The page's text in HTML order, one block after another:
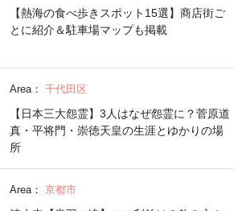
【熱海の食べ歩きスポット15選】商店街ご
とに紹介＆駐車場マップも掲載
Area： 千代田区
【日本三大怨霊】3人はなぜ怨霊に？菅原道
真・平将門・崇徳天皇の生涯とゆかりの場
所
Area： 京都市